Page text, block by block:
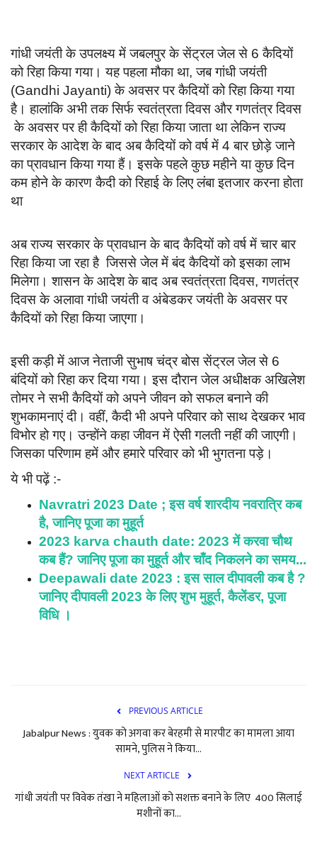
गांधी जयंती के उपलक्ष्य में जबलपुर के सेंट्रल जेल से 6 कैदियों
को रिहा किया गया। यह पहला मौका था, जब गांधी जयंती
(Gandhi Jayanti) के अवसर पर कैदियों को रिहा किया गया
है। हालांकि अभी तक सिर्फ स्वतंत्रता दिवस और गणतंत्र दिवस
के अवसर पर ही कैदियों को रिहा किया जाता था लेकिन राज्य
सरकार के आदेश के बाद अब कैदियों को वर्ष में 4 बार छोड़े जाने
का प्रावधान किया गया हैं। इसके पहले कुछ महीने या कुछ दिन
कम होने के कारण कैदी को रिहाई के लिए लंबा इतजार करना होता
था
अब राज्य सरकार के प्रावधान के बाद कैदियों को वर्ष में चार बार
रिहा किया जा रहा है जिससे जेल में बंद कैदियों को इसका लाभ
मिलेगा। शासन के आदेश के बाद अब स्वतंत्रता दिवस, गणतंत्र
दिवस के अलावा गांधी जयंती व अंबेडकर जयंती के अवसर पर
कैदियों को रिहा किया जाएगा।
इसी कड़ी में आज नेताजी सुभाष चंद्र बोस सेंट्रल जेल से 6
बंदियों को रिहा कर दिया गया। इस दौरान जेल अधीक्षक अखिलेश
तोमर ने सभी कैदियों को अपने जीवन को सफल बनाने की
शुभकामनाएं दी। वहीं, कैदी भी अपने परिवार को साथ देखकर भाव
विभोर हो गए। उन्होंने कहा जीवन में ऐसी गलती नहीं की जाएगी।
जिसका परिणाम हमें और हमारे परिवार को भी भुगतना पड़े।
ये भी पढ़ें :-
Navratri 2023 Date ; इस वर्ष शारदीय नवरात्रि कब
है, जानिए पूजा का मुहूर्त
2023 karva chauth date: 2023 में करवा चौथ
कब हैं? जानिए पूजा का मुहूर्त और चाँद निकलने का समय...
Deepawali date 2023 : इस साल दीपावली कब है ?
जानिए दीपावली 2023 के लिए शुभ मुहूर्त, कैलेंडर, पूजा
विधि ।
PREVIOUS ARTICLE
Jabalpur News : युवक को अगवा कर बेरहमी से मारपीट का मामला आया
सामने, पुलिस ने किया...
NEXT ARTICLE
गांधी जयंती पर विवेक तंखा ने महिलाओं को सशक्त बनाने के लिए 400 सिलाई
मशीनों का...